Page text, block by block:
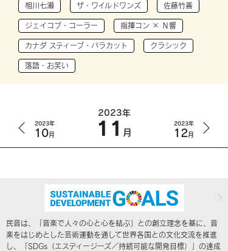
相川七瀬 ザ・ワイルドワンズ 佐藤竹善
ジェイコブ・コーラー 指揮コン × Ｎ響
カナダ スティーブ・バラカット クラシック
落語・お笑い
2023年
10月
2023年
11 月
2023年
12月
民音は、「音楽で人々の心と心を結ぶ」との創立理念を基に、音
楽をはじめとした芸術運動を通して世界各国との文化交流を推進
し、「SDGs（エスディージーズ／持続可能な開発目標）」の達成